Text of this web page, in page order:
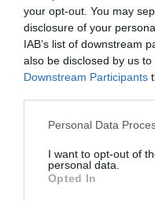
your opt-out. You may
disclosure of your
IAB’s list of downstream
also be disclosed by us
Downstream Participants
Personal Data
I want to opt-out of
personal data.
Opted In
Το έργο μας στον
Στον Τύπο / Media
ενημερωτικά μέσα και
skills…